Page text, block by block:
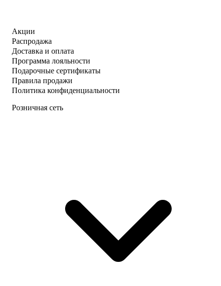
Акции
Распродажа
Доставка и оплата
Программа лояльности
Подарочные сертификаты
Правила продажи
Политика конфиденциальности
Розничная сеть